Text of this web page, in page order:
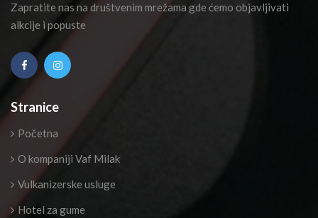
Zapratite nas na društvenim mrežama gde ćemo objavljivati
alkcije i popuste
Stranice
Početna
O kompaniji Vaf Milak
Vulkanizerske usluge
Hotel za gume